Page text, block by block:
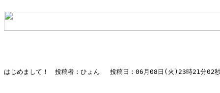
はじめまして！　投稿者：ひょん 　投稿日：06月08日(火)23時21分02